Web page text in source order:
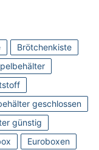
Brötchenkiste
geschlossen
günstig
Euroboxen